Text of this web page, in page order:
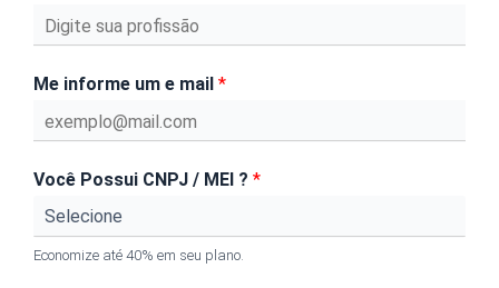
Me informe um e mail *
Você Possui CNPJ / MEI ? *
Economize até 40% em seu plano.